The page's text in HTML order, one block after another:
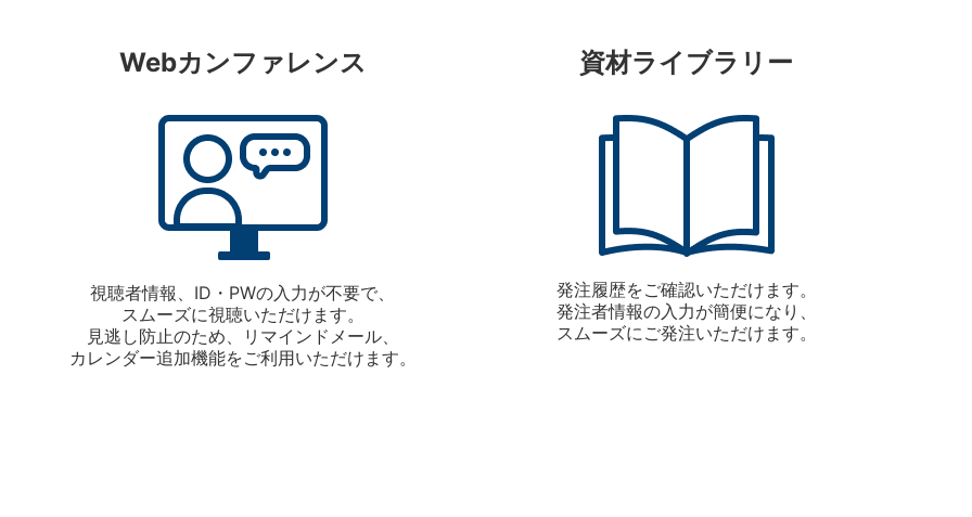
Webカンファレンス
視聴者情報、ID・PWの入力が不要で、
スムーズに視聴いただけます。
見逃し防止のため、リマインドメール、
カレンダー追加機能をご利用いただけます。
資材ライブラリー
発注履歴をご確認いただけます。
発注者情報の入力が簡便になり、
スムーズにご発注いただけます。